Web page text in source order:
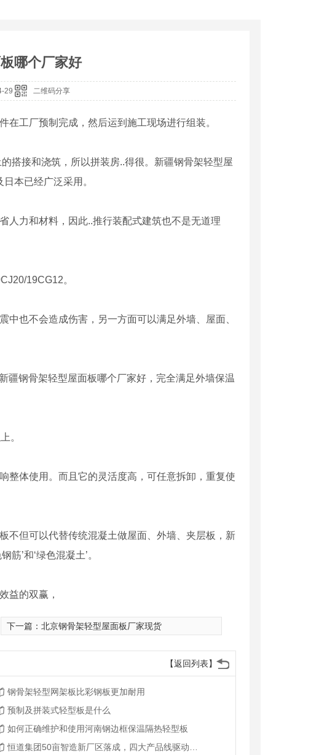
哪个厂家好
29 二维码分享
工厂预制完成，然后运到施工现场进行组装。
搭接和浇筑，所以拼装房..得很。新疆钢骨架轻型屋
本已经广泛采用。
人力和材料，因此..推行装配式建筑也不是无道理
19CG12。
也不会造成伤害，另一方面可以满足外墙、屋面、
疆钢骨架轻型屋面板哪个厂家好，完全满足外墙保温
。
整体使用。而且它的灵活度高，可任意拆卸，重复使
不但可以代替传统混凝土做屋面、外墙、夹层板，新
’和‘绿色混凝土’。
益的双赢，
下一篇： 北京钢骨架轻型屋面板厂家现货
【返回列表】
钢骨架轻型网架板比彩钢板更加耐用
预制及拼装式轻型板是什么
如何正确维护和使用河南钢边框保温隔热轻型板